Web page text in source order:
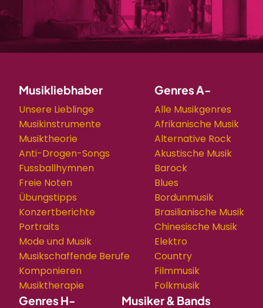
Musikliebhaber
Unsere Lieblinge
Musikinstrumente
Musiktheorie
Anti-Drogen-Songs
Fussballhymnen
Freie Noten
Übungstipps
Konzertberichte
Portraits
Mode und Musik
Musikschaffende Berufe
Komponieren
Musiktherapie
Genres A-
Alle Musikgenres
Afrikanische Musik
Alternative Rock
Akustische Musik
Barock
Blues
Bordunmusik
Brasilianische Musik
Chinesische Musik
Elektro
Country
Filmmusik
Folkmusik
Genres H- Musiker & Bands